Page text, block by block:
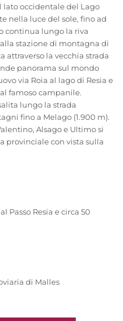
lato occidentale del Lago
nella luce del sole, fino ad
continua lungo la riva
stazione di montagna di
attraverso la vecchia strada
panorama sul mondo
via Roia al lago di Resia e
famoso campanile.
lungo la strada
fino a Melago (1.900 m).
Alsago e Ultimo si
provinciale con vista sulla
Passo Resia e circa 50
di Malles